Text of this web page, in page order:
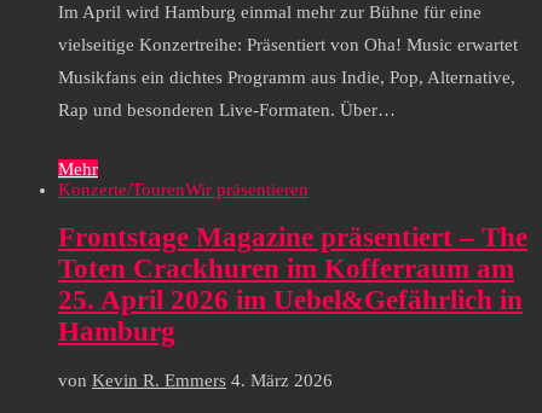
Im April wird Hamburg einmal mehr zur Bühne für eine
vielseitige Konzertreihe: Präsentiert von Oha! Music erwartet
Musikfans ein dichtes Programm aus Indie, Pop, Alternative,
Rap und besonderen Live-Formaten. Über…
Mehr
Konzerte/TourenWir präsentieren
Frontstage Magazine präsentiert – The
Toten Crackhuren im Kofferraum am
25. April 2026 im Uebel&Gefährlich in
Hamburg
von Kevin R. Emmers 4. März 2026